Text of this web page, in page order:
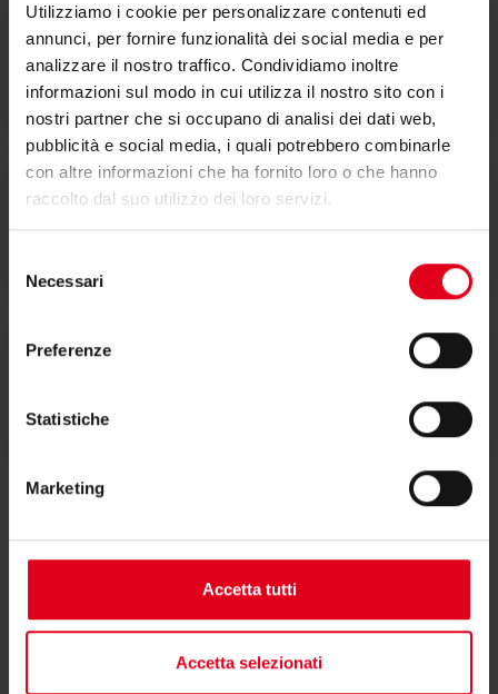
Utilizziamo i cookie per personalizzare contenuti ed
annunci, per fornire funzionalità dei social media e per
analizzare il nostro traffico. Condividiamo inoltre
informazioni sul modo in cui utilizza il nostro sito con i
nostri partner che si occupano di analisi dei dati web,
pubblicità e social media, i quali potrebbero combinarle
con altre informazioni che ha fornito loro o che hanno
raccolto dal suo utilizzo dei loro servizi.
delNecessari
Preferenze
Statistiche
Marketing
Accetta tutti
Accetta selezionati
Dichiarazione di conformità
Testi di capitolato
Hai bisogno di supporto per